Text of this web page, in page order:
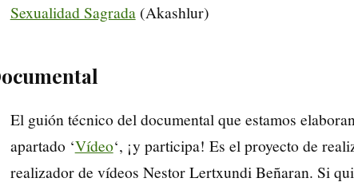
Sexualidad Sagrada(Akashlur)
El guión técnico del documental que estamos
apartado ‘Vídeo‘, ¡y participa! Es el proyecto de
realizador de vídeos Nestor Lertxundi Beñaran. Si